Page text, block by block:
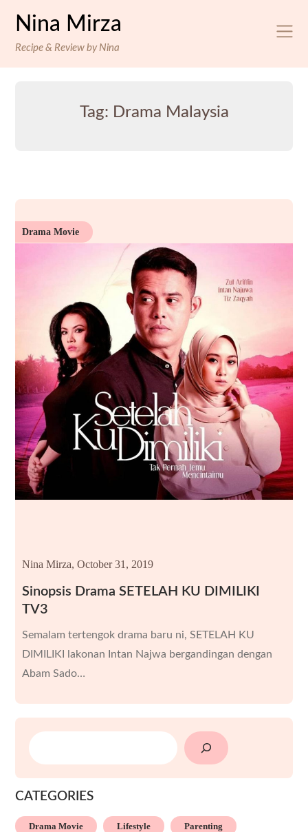
Nina Mirza
Recipe & Review by Nina
Tag: Drama Malaysia
Drama Movie
Sinopsis Drama SETELAH KU DIMILIKI
TV3
Nina Mirza, October 31, 2019
Semalam tertengok drama baru ni, SETELAH KU
DIMILIKI lakonan Intan Najwa bergandingan dengan
Abam Sado…
SEARCH
CATEGORIES
Drama Movie Lifestyle Parenting